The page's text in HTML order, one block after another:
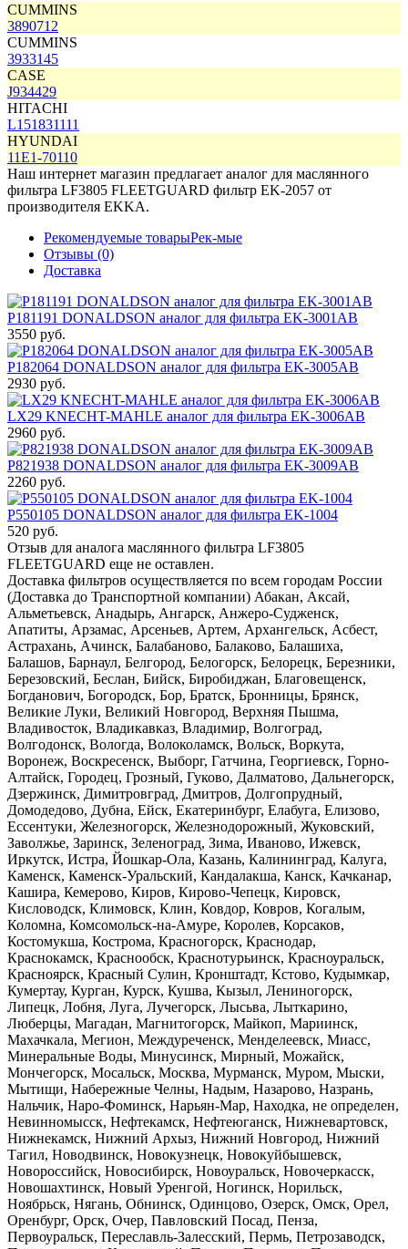
CUMMINS
3890712
CUMMINS
3933145
CASE
J934429
HITACHI
L151831111
HYUNDAI
11E1-70110
Наш интернет магазин предлагает аналог для маслянного
фильтра LF3805 FLEETGUARD фильтр EK-2057 от
производителя EKKA.
Рекомендуемые товарыРек-мые
Отзывы (0)
Доставка
P181191 DONALDSON аналог для фильтра EK-3001AB
3550 руб.
P182064 DONALDSON аналог для фильтра EK-3005AB
2930 руб.
LX29 KNECHT-MAHLE аналог для фильтра EK-3006AB
2960 руб.
P821938 DONALDSON аналог для фильтра EK-3009AB
2260 руб.
P550105 DONALDSON аналог для фильтра EK-1004
520 руб.
Отзыв для аналога маслянного фильтра LF3805
FLEETGUARD еще не оставлен.
Доставка фильтров осуществляется по всем городам России
(Доставка до Транспортной компании) Абакан, Аксай,
Альметьевск, Анадырь, Ангарск, Анжеро-Судженск,
Апатиты, Арзамас, Арсеньев, Артем, Архангельск, Асбест,
Астрахань, Ачинск, Балабаново, Балаково, Балашиха,
Балашов, Барнаул, Белгород, Белогорск, Белорецк, Березники,
Березовский, Беслан, Бийск, Биробиджан, Благовещенск,
Богданович, Богородск, Бор, Братск, Бронницы, Брянск,
Великие Луки, Великий Новгород, Верхняя Пышма,
Владивосток, Владикавказ, Владимир, Волгоград,
Волгодонск, Вологда, Волоколамск, Вольск, Воркута,
Воронеж, Воскресенск, Выборг, Гатчина, Георгиевск, Горно-
Алтайск, Городец, Грозный, Гуково, Далматово, Дальнегорск,
Дзержинск, Димитровград, Дмитров, Долгопрудный,
Домодедово, Дубна, Ейск, Екатеринбург, Елабуга, Елизово,
Ессентуки, Железногорск, Железнодорожный, Жуковский,
Заволжье, Заринск, Зеленоград, Зима, Иваново, Ижевск,
Иркутск, Истра, Йошкар-Ола, Казань, Калининград, Калуга,
Каменск, Каменск-Уральский, Кандалакша, Канск, Качканар,
Кашира, Кемерово, Киров, Кирово-Чепецк, Кировск,
Кисловодск, Климовск, Клин, Ковдор, Ковров, Когалым,
Коломна, Комсомольск-на-Амуре, Королев, Корсаков,
Костомукша, Кострома, Красногорск, Краснодар,
Краснокамск, Краснообск, Краснотурьинск, Красноуральск,
Красноярск, Красный Сулин, Кронштадт, Кстово, Кудымкар,
Кумертау, Курган, Курск, Кушва, Кызыл, Лениногорск,
Липецк, Лобня, Луга, Лучегорск, Лысьва, Лыткарино,
Люберцы, Магадан, Магнитогорск, Майкоп, Мариинск,
Махачкала, Мегион, Междуреченск, Менделеевск, Миасс,
Минеральные Воды, Минусинск, Мирный, Можайск,
Мончегорск, Мосальск, Москва, Мурманск, Муром, Мыски,
Мытищи, Набережные Челны, Надым, Назарово, Назрань,
Нальчик, Наро-Фоминск, Нарьян-Мар, Находка, не определен,
Невинномысск, Нефтекамск, Нефтеюганск, Нижневартовск,
Нижнекамск, Нижний Архыз, Нижний Новгород, Нижний
Тагил, Новодвинск, Новокузнецк, Новокуйбышевск,
Новороссийск, Новосибирск, Новоуральск, Новочеркасск,
Новошахтинск, Новый Уренгой, Ногинск, Норильск,
Ноябрьск, Нягань, Обнинск, Одинцово, Озерск, Омск, Орел,
Оренбург, Орск, Очер, Павловский Посад, Пенза,
Первоуральск, Переславль-Залесский, Пермь, Петрозаводск,